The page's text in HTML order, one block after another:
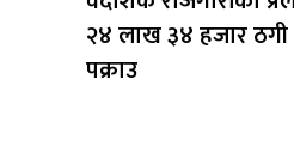
२४ लाख ३४ हजार ठगी
पक्राउ